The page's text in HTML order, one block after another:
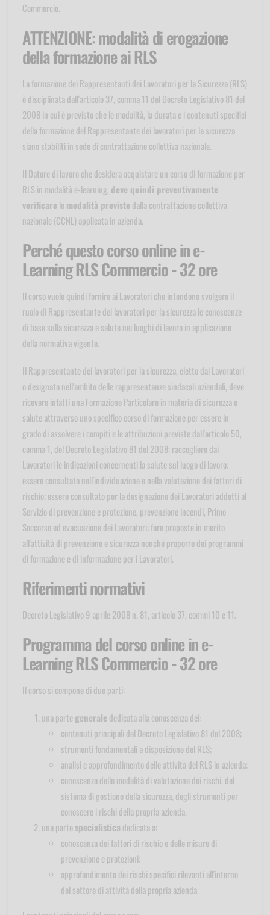
Commercio.
ATTENZIONE: modalità di erogazione
della formazione ai RLS
La formazione dei Rappresentanti dei Lavoratori per la Sicurezza (RLS)
è disciplinata dall'articolo 37, comma 11 del Decreto Legislativo 81 del
2008 in cui è previsto che le modalità, la durata e i contenuti specifici
della formazione del Rappresentante dei lavoratori per la sicurezza
siano stabiliti in sede di contrattazione collettiva nazionale.
Il Datore di lavoro che desidera acquistare un corso di formazione per
RLS in modalità e-learning, deve quindi preventivamente
verificare le modalità previste dalla contrattazione collettiva
nazionale (CCNL) applicata in azienda.
Perché questo corso online in e-
Learning RLS Commercio - 32 ore
Il corso vuole quindi fornire ai Lavoratori che intendono svolgere il
ruolo di Rappresentante dei lavoratori per la sicurezza le conoscenze
di base sulla sicurezza e salute nei luoghi di lavoro in applicazione
della normativa vigente.
Il Rappresentante dei lavoratori per la sicurezza, eletto dai Lavoratori
o designato nell'ambito delle rappresentanze sindacali aziendali, deve
ricevere infatti una Formazione Particolare in materia di sicurezza e
salute attraverso uno specifico corso di formazione per essere in
grado di assolvere i compiti e le attribuzioni previste dall'articolo 50,
comma 1, del Decreto Legislativo 81 del 2008: raccogliere dai
Lavoratori le indicazioni concernenti la salute sul luogo di lavoro;
essere consultato nell'individuazione e nella valutazione dei fattori di
rischio; essere consultato per la designazione dei Lavoratori addetti al
Servizio di prevenzione e protezione, prevenzione incendi, Primo
Soccorso ed evacuazione dei Lavoratori; fare proposte in merito
all'attività di prevenzione e sicurezza nonché proporre dei programmi
di formazione e di informazione per i Lavoratori.
Riferimenti normativi
Decreto Legislativo 9 aprile 2008 n. 81, articolo 37, commi 10 e 11.
Programma del corso online in e-
Learning RLS Commercio - 32 ore
Il corso si compone di due parti:
una parte generale dedicata alla conoscenza dei:
contenuti principali del Decreto Legislativo 81 del 2008;
strumenti fondamentali a disposizione del RLS;
analisi e approfondimento delle attività del RLS in azienda;
conoscenza delle modalità di valutazione dei rischi, del
sistema di gestione della sicurezza, degli strumenti per
conoscere i rischi della propria azienda.
una parte specialistica dedicata a:
conoscenza dei fattori di rischio e delle misure di
prevenzione e protezioni;
approfondimento dei rischi specifici rilevanti all'interno
del settore di attività della propria azienda.